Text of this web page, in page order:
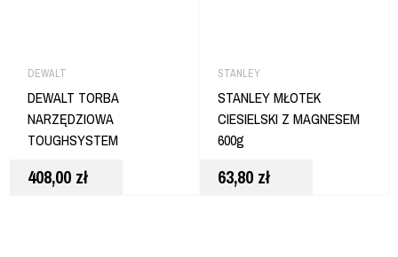
DEWALT
DEWALT TORBA
NARZĘDZIOWA
TOUGHSYSTEM
408,00 zł
STANLEY
STANLEY MŁOTEK
CIESIELSKI Z MAGNESEM
600g
63,80 zł